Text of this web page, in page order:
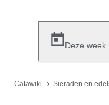
Deze week
Catawiki Sieraden en